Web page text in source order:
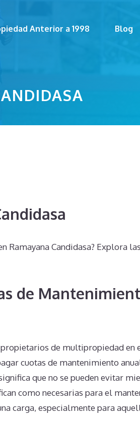
Anterior a 1998 Blog
Ramayana Candidasa? Explora las
de
de multipropiedad en
cuotas de mantenimiento
que no se pueden evitar
como necesarias para el
carga, especialmente para